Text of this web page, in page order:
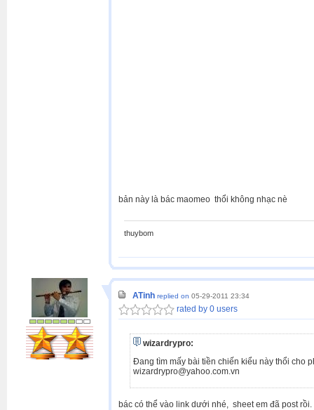
bản này là bác maomeo thổi không nhạc nè
thuybom
ATinh replied on 05-29-2011 23:34
rated by 0 users
wizardrypro:
Đang tìm mấy bài tiền chiến kiểu này thổi cho
wizardrypro@yahoo.com.vn
bác có thể vào link dưới nhé, sheet em đã post